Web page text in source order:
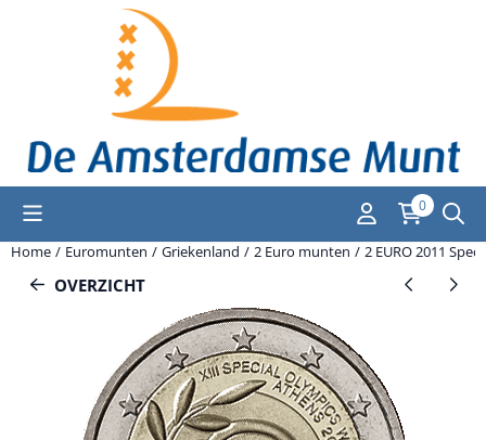
Cookievoorkeuren zijn momenteel gesloten.
0
Home / Euromunten / Griekenland / 2 Euro munten / 2 EURO 2011
OVERZICHT